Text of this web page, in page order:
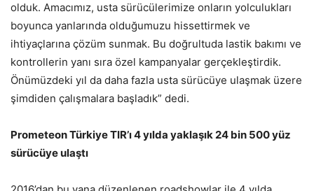
olduk. Amacımız, usta sürücülerimize onların yolculukları
boyunca yanlarında olduğumuzu hissettirmek ve
ihtiyaçlarına çözüm sunmak. Bu doğrultuda lastik bakımı ve
kontrollerin yanı sıra özel kampanyalar gerçekleştirdik.
Önümüzdeki yıl da daha fazla usta sürücüye ulaşmak üzere
şimdiden çalışmalara başladık” dedi.
Prometeon Türkiye TIR’ı 4 yılda yaklaşık 24 bin 500 yüz
sürücüye ulaştı